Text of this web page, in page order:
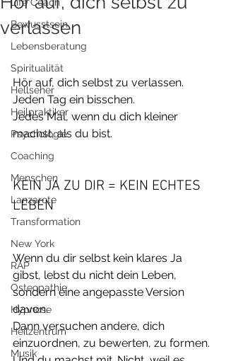
Bewusstsein
Lebensberatung
Spiritualität
Hellseher
Heilpraktiker
Psychologie
Coaching
Menschen
Lanzarote
Transformation
New York
RAP
Osteopathie
Hypnose
Heilzentrum
Musik
verlassen
Hör auf, dich selbst zu verlassen.
Jeden Tag ein bisschen.
Jedes Mal, wenn du dich kleiner
machst, als du bist.
KEIN JA ZU DIR = KEIN ECHTES
LEBEN
Wenn du dir selbst kein klares Ja
gibst, lebst du nicht dein Leben,
sondern eine angepasste Version
davon.
Dann versuchen andere, dich
einzuordnen, zu bewerten, zu formen.